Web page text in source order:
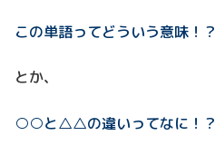
この単語ってどういう意味！？
とか、
○○と△△の違いってなに！？